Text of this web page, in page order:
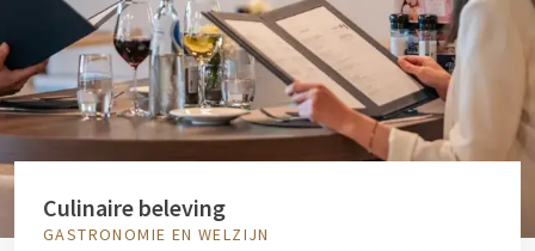
Culinaire beleving
GASTRONOMIE EN WELZIJN